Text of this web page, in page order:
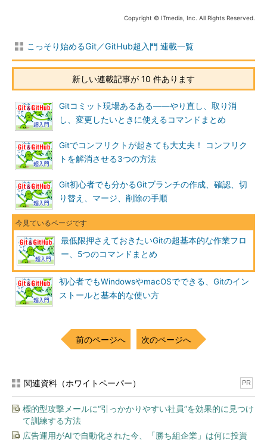
Copyright © ITmedia, Inc. All Rights Reserved.
こっそり始めるGit／GitHub超入門 連載一覧
新しい連載記事が 10 件あります
Gitコミット現場あるある――やり直し、取り消
し、変更したいときに使えるコマンドまとめ
Gitでコンフリクトが起きても大丈夫！ コンフリク
トを解消させる3つの方法
Git初心者でも分かるGitブランチの作成、確認、切
り替え、マージ、削除の手順
最低限押さえておきたいGitの超基本的な作業フロ
ー、5つのコマンドまとめ
初心者でもWindowsやmacOSでできる、Gitのイン
ストールと基本的な使い方
前のページへ 次のページへ
関連資料（ホワイトペーパー） PR
標的型攻撃メールに“引っかかりやすい社員”を効果的に見つけ
て訓練する方法
広告運用がAIで自動化された今、「勝ち組企業」は何に投資